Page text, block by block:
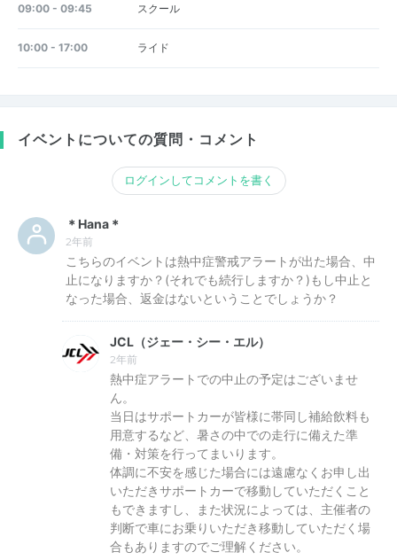
09:00 - 09:45 スクール
10:00 - 17:00 ライド
イベントについての質問・コメント
ログインしてコメントを書く
＊Hana＊
2年前
こちらのイベントは熱中症警戒アラートが出た場合、中
止になりますか？(それでも続行しますか？)もし中止と
なった場合、返金はないということでしょうか？
JCL（ジェー・シー・エル）
2年前
熱中症アラートでの中止の予定はございませ
ん。
当日はサポートカーが皆様に帯同し補給飲料も
用意するなど、暑さの中での走行に備えた準
備・対策を行ってまいります。
体調に不安を感じた場合には遠慮なくお申し出
いただきサポートカーで移動していただくこと
もできますし、また状況によっては、主催者の
判断で車にお乗りいただき移動していただく場
合もありますのでご理解ください。